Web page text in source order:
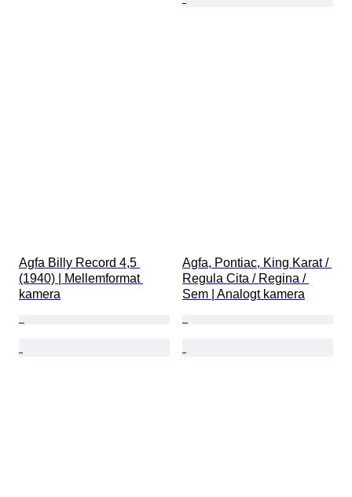
Agfa Billy Record 4,5
(1940) | Mellemformat
kamera
Agfa, Pontiac, King Karat /
Regula Cita / Regina /
Sem | Analogt kamera